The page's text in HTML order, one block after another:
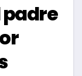
padre